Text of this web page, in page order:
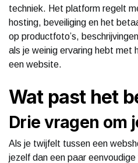
techniek. Het platform regelt
hosting, beveiliging en het
op productfoto’s,
als je weinig ervaring hebt met
een website.
Wat past het
Drie vragen om
Als je twijfelt tussen een
jezelf dan een paar